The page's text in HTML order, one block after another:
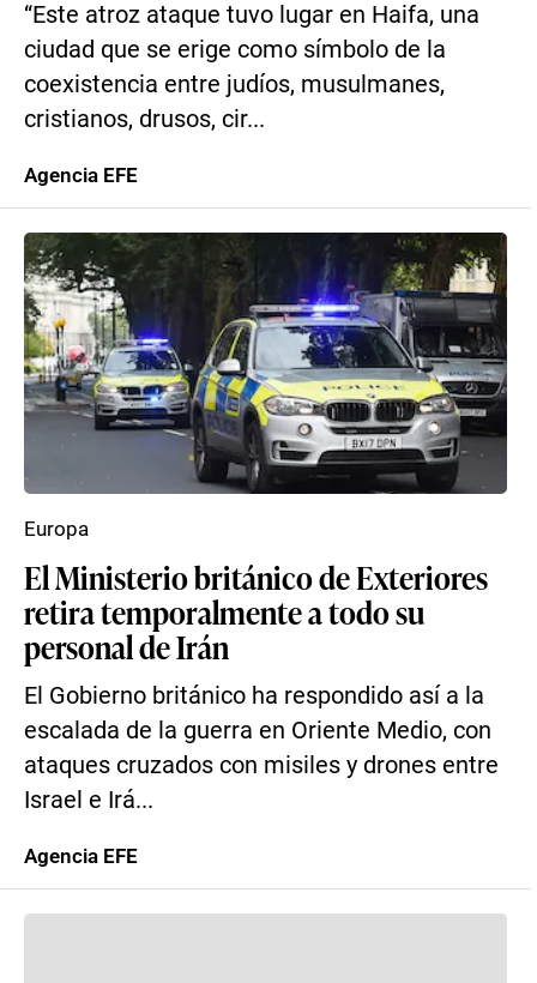
“Este atroz ataque tuvo lugar en Haifa, una
ciudad que se erige como símbolo de la
coexistencia entre judíos, musulmanes,
cristianos, drusos, cir...
Agencia EFE
El Ministerio británico de Exteriores
retira temporalmente a todo su
personal de Irán
El Gobierno británico ha respondido así a la
escalada de la guerra en Oriente Medio, con
ataques cruzados con misiles y drones entre
Israel e Irá...
Europa
Agencia EFE